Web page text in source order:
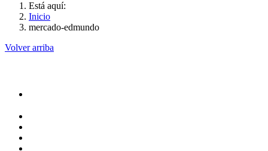
Está aquí:
Inicio
mercado-edmundo
Volver arriba